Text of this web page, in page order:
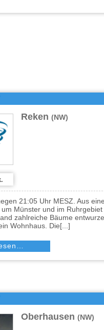
Reken (NW)
21:05 Uhr MESZ. Aus
Münster und im
zahlreiche Bäume
Wohnhaus. Die[...]
Oberhausen (NW)